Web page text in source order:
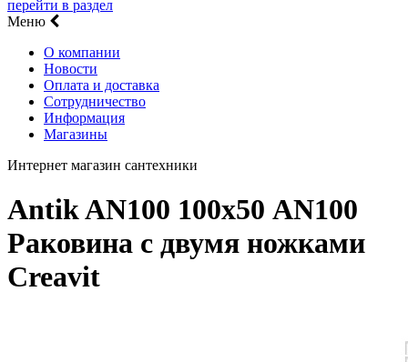
перейти в раздел
Меню
О компании
Новости
Оплата и доставка
Сотрудничество
Информация
Магазины
Интернет магазин сантехники
Antik AN100 100х50 AN100
Раковина с двумя ножками
Creavit